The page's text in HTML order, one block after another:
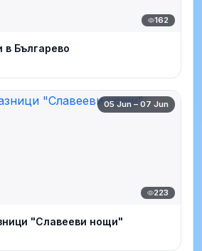
162
в Българево
05 Jun – 07 Jun
223
"Славееви нощи"